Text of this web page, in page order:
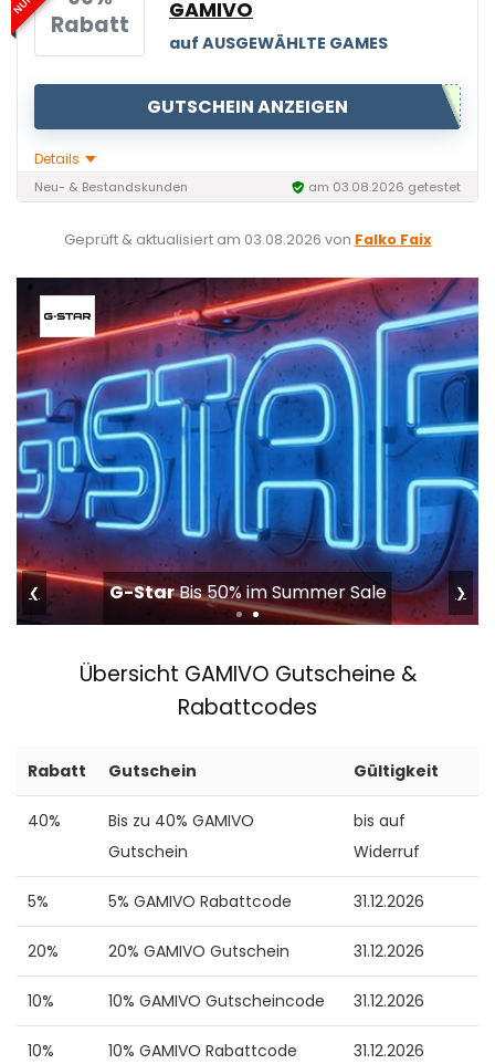
Rabatt
GAMIVO
auf AUSGEWÄHLTE GAMES
GUTSCHEIN ANZEIGEN
Details
Neu- & Bestandskunden am 03.08.2026 getestet
Geprüft & aktualisiert am 03.08.2026 von Falko Faix
G-StarBis 50% im Summer Sale
❮ ❯
Übersicht GAMIVO Gutscheine &
Rabattcodes
Rabatt Gutschein Gültigkeit
40%
Bis zu 40% GAMIVO
Gutschein
bis auf
Widerruf
5% 5% GAMIVO Rabattcode 31.12.2026
20% 20% GAMIVO Gutschein 31.12.2026
10% 10% GAMIVO Gutscheincode 31.12.2026
10% 10% GAMIVO Rabattcode 31.12.2026